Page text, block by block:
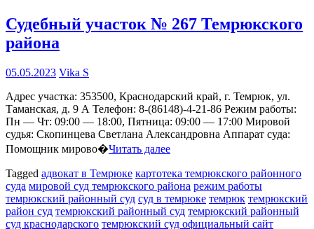
Судебный участок № 267 Темрюкского
района
05.05.2023 Vika S
Адрес участка: 353500, Краснодарский край, г. Темрюк, ул.
Таманская, д. 9 А Телефон: 8-(86148)-4-21-86 Режим работы:
Пн — Чт: 09:00 — 18:00, Пятница: 09:00 — 17:00 Мировой
судья: Скопинцева Светлана Александровна Аппарат суда:
Помощник мирово�Читать далее
Tagged адвокат в Темрюке картотека темрюкского районного
суда мировой суд темрюкского района режим работы
темрюкский районный суд суд в темрюке темрюк темрюкский
район суд темрюкский районный суд темрюкский районный
суд краснодарского темрюкский суд официальный сайт